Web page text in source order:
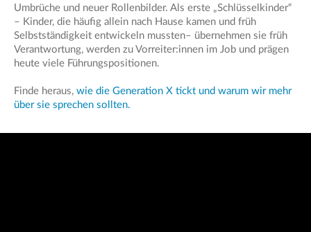
Umbrüche und neuer Rollenbilder. Als erste „Schlüsselkinder“
– Kinder, die häufig allein nach Hause kamen und früh
Selbstständigkeit entwickeln mussten– übernehmen sie früh
Verantwortung, werden zu Vorreiter:innen im Job und prägen
heute viele Führungspositionen.
Finde heraus, wie die Generation X tickt und warum wir mehr
über sie sprechen sollten.